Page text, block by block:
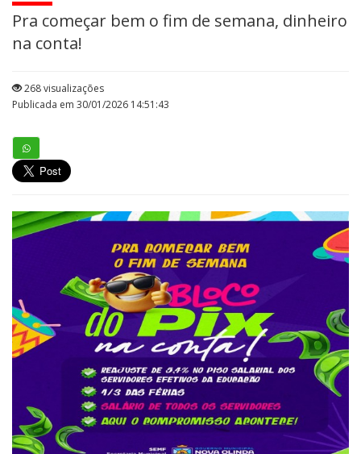
Pra começar bem o fim de semana, dinheiro
na conta!
268 visualizações
Publicada em 30/01/2026 14:51:43